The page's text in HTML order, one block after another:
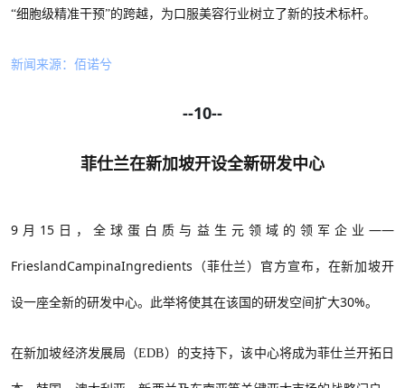
“细胞级精准干预”的跨越，为口服美容行业树立了新的技术标杆。
新闻来源：佰诺兮
--10--
菲仕兰在新加坡开设全新研发中心
9月15日，全球蛋白质与益生元领域的领军企业——
FrieslandCampinaIngredients（菲仕兰）官方宣布，在新加坡开
设一座全新的研发中心。此举将使其在该国的研发空间扩大30%。
在新加坡经济发展局（EDB）的支持下，该中心将成为菲仕兰开拓日